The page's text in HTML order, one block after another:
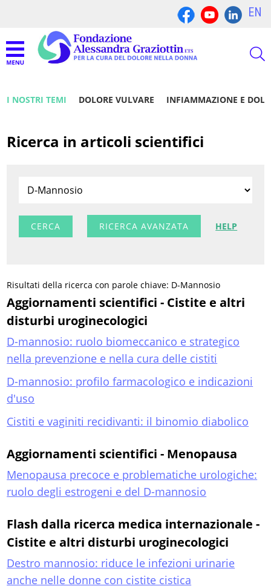
EN
I NOSTRI TEMI DOLORE VULVARE INFIAMMAZIONE E
Ricerca in articoli scientifici
RICERCA AVANZATA HELP
Risultati della ricerca con parole chiave: D-Mannosio
Aggiornamenti scientifici - Cistite e altri
disturbi uroginecologici
D-mannosio: ruolo biomeccanico e strategico
nella prevenzione e nella cura delle cistiti
D-mannosio: profilo farmacologico e indicazioni
d'uso
Cistiti e vaginiti recidivanti: il binomio diabolico
Aggiornamenti scientifici - Menopausa
Menopausa precoce e problematiche urologiche:
ruolo degli estrogeni e del D-mannosio
Flash dalla ricerca medica internazionale -
Cistite e altri disturbi uroginecologici
Destro mannosio: riduce le infezioni urinarie
anche nelle donne con cistite cistica